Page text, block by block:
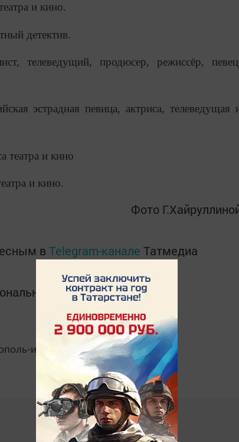
и кино.
детектив.
телеведущий, продюсер, режиссёр,
эстрадная певица, актриса, телеведущая
театра и кино
и кино.
Фото
в Telegram-канале Татмедиа
мессенджере MАХ:
информ»